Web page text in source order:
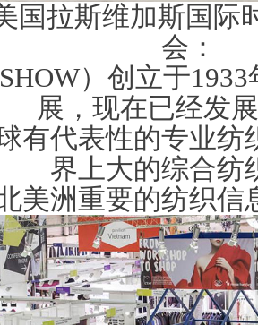
国拉斯维加斯国际
会：
）创立于
展，现在已经发
有代表性的专业纺
界上大的综合纺
美洲重要的纺织信